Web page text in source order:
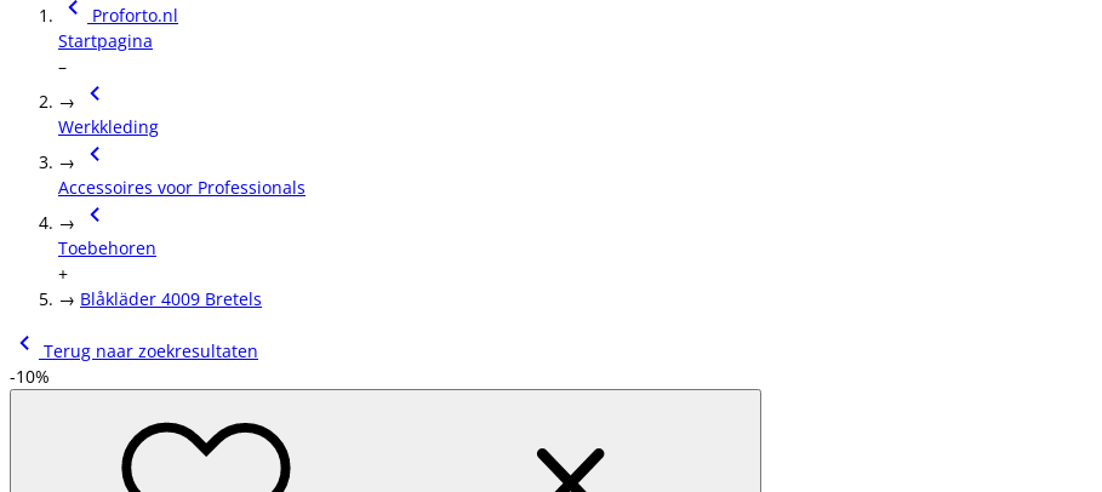
Proforto.nl
Startpagina
–
→
Werkkleding
→
Accessoires voor Professionals
→
Toebehoren
+
→ Blåkläder 4009 Bretels
Terug naar zoekresultaten
-10%